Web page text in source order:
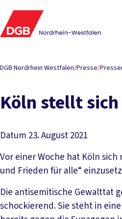
DGB Nordrhein Westfalen/Presse/
Köln stellt
Datum 23. August 2021
Vor einer Woche hat Köln
und Frieden für alle“
Die antisemitische Gewalttat
schockierend. Sie steht in